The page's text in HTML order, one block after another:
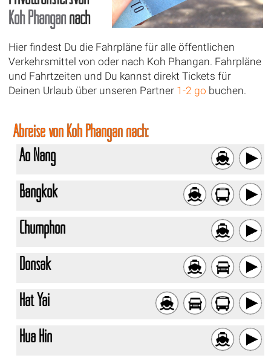
Koh Phangannach
Hier findest Du die Fahrpläne für alle öffentlichen
Verkehrsmittel von oder nach Koh Phangan. Fahrpläne
und Fahrtzeiten und Du kannst direkt Tickets für
Deinen Urlaub über unseren Partner 1-2 go buchen.
Abreise von Koh Phangan nach:
Ao Nang
Bangkok
Chumphon
Donsak
Hat Yai
Hua Hin